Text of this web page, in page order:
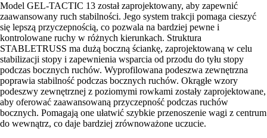
Model GEL-TACTIC 13 został zaprojektowany, aby zapewnić
zaawansowany ruch stabilności. Jego system trakcji pomaga cieszyć
się lepszą przyczepnością, co pozwala na bardziej pewne i
kontrolowane ruchy w różnych kierunkach. Struktura
STABLETRUSS ma dużą boczną ściankę, zaprojektowaną w celu
stabilizacji stopy i zapewnienia wsparcia od przodu do tyłu stopy
podczas bocznych ruchów. Wyprofilowana podeszwa zewnętrzna
poprawia stabilność podczas bocznych ruchów. Okrągłe wzory
podeszwy zewnętrznej z poziomymi rowkami zostały zaprojektowane,
aby oferować zaawansowaną przyczepność podczas ruchów
bocznych. Pomagają one ułatwić szybkie przenoszenie wagi z centrum
do wewnątrz, co daje bardziej zrównoważone uczucie.